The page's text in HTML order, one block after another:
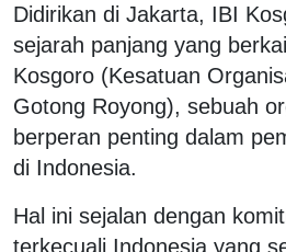
Didirikan di Jakarta, IBI
sejarah panjang yang
Kosgoro (Kesatuan
Gotong Royong), sebuah
berperan penting dalam
di Indonesia.
Hal ini sejalan dengan
terkecuali Indonesia yang